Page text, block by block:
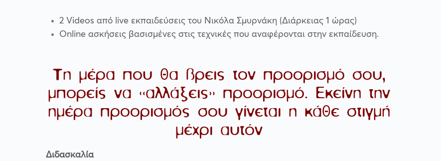
2 Videos από live εκπαιδεύσεις του Νικόλα Σμυρνάκη (Διάρκειας 1 ώρας)
Online ασκήσεις βασισμένες στις τεχνικές που αναφέρονται στην εκπαίδευση.
Τη μέρα που θα βρεις τον προορισμό σου,
μπορείς να «αλλάξεις» προορισμό. Εκείνη την
ημέρα προορισμός σου γίνεται η κάθε στιγμή
μέχρι αυτόν
Διδασκαλία